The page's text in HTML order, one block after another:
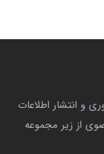
با هدف جمع آوری و انتشار اطلاعات
از زیر مجموعه